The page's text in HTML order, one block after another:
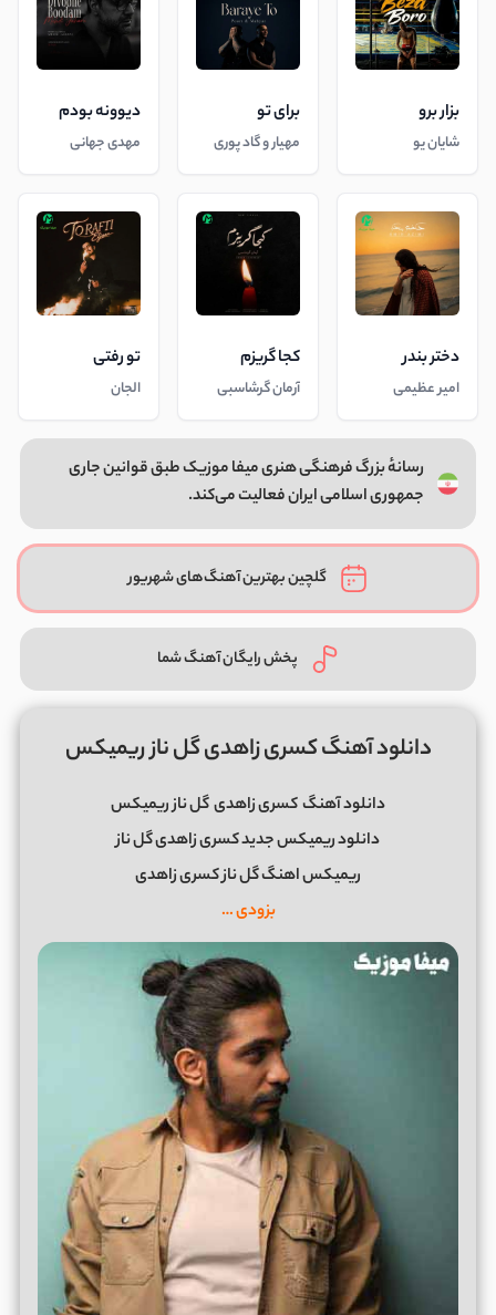
بزار برو
شایان یو
برای تو
مهیار و گاد پوری
دیوونه بودم
مهدی جهانی
دختر بندر
امیر عظیمی
کجا گریزم
آرمان گرشاسبی
تو رفتی
الجان
رسانهٔ بزرگ فرهنگی هنری میفا موزیک طبق قوانین جاری
جمهوری اسلامی ایران فعالیت می‌کند.
گلچین بهترین آهنگ‌های شهریور
پخش رایگان آهنگ شما
دانلود آهنگ کسری زاهدی گل ناز ریمیکس
دانلود آهنگکسری زاهدیگل ناز ریمیکس
دانلود ریمیکس جدید کسری زاهدی گل ناز
ریمیکس اهنگ گل ناز کسری زاهدی
بزودی …